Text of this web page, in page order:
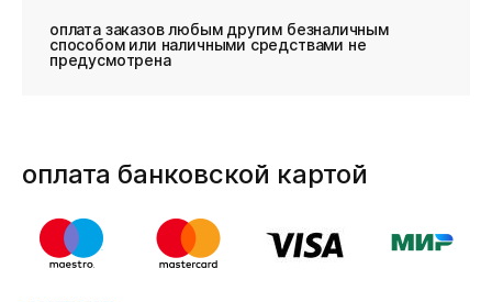
оплата заказов любым другим безналичным
способом или наличными средствами не
предусмотрена
оплата банковской картой